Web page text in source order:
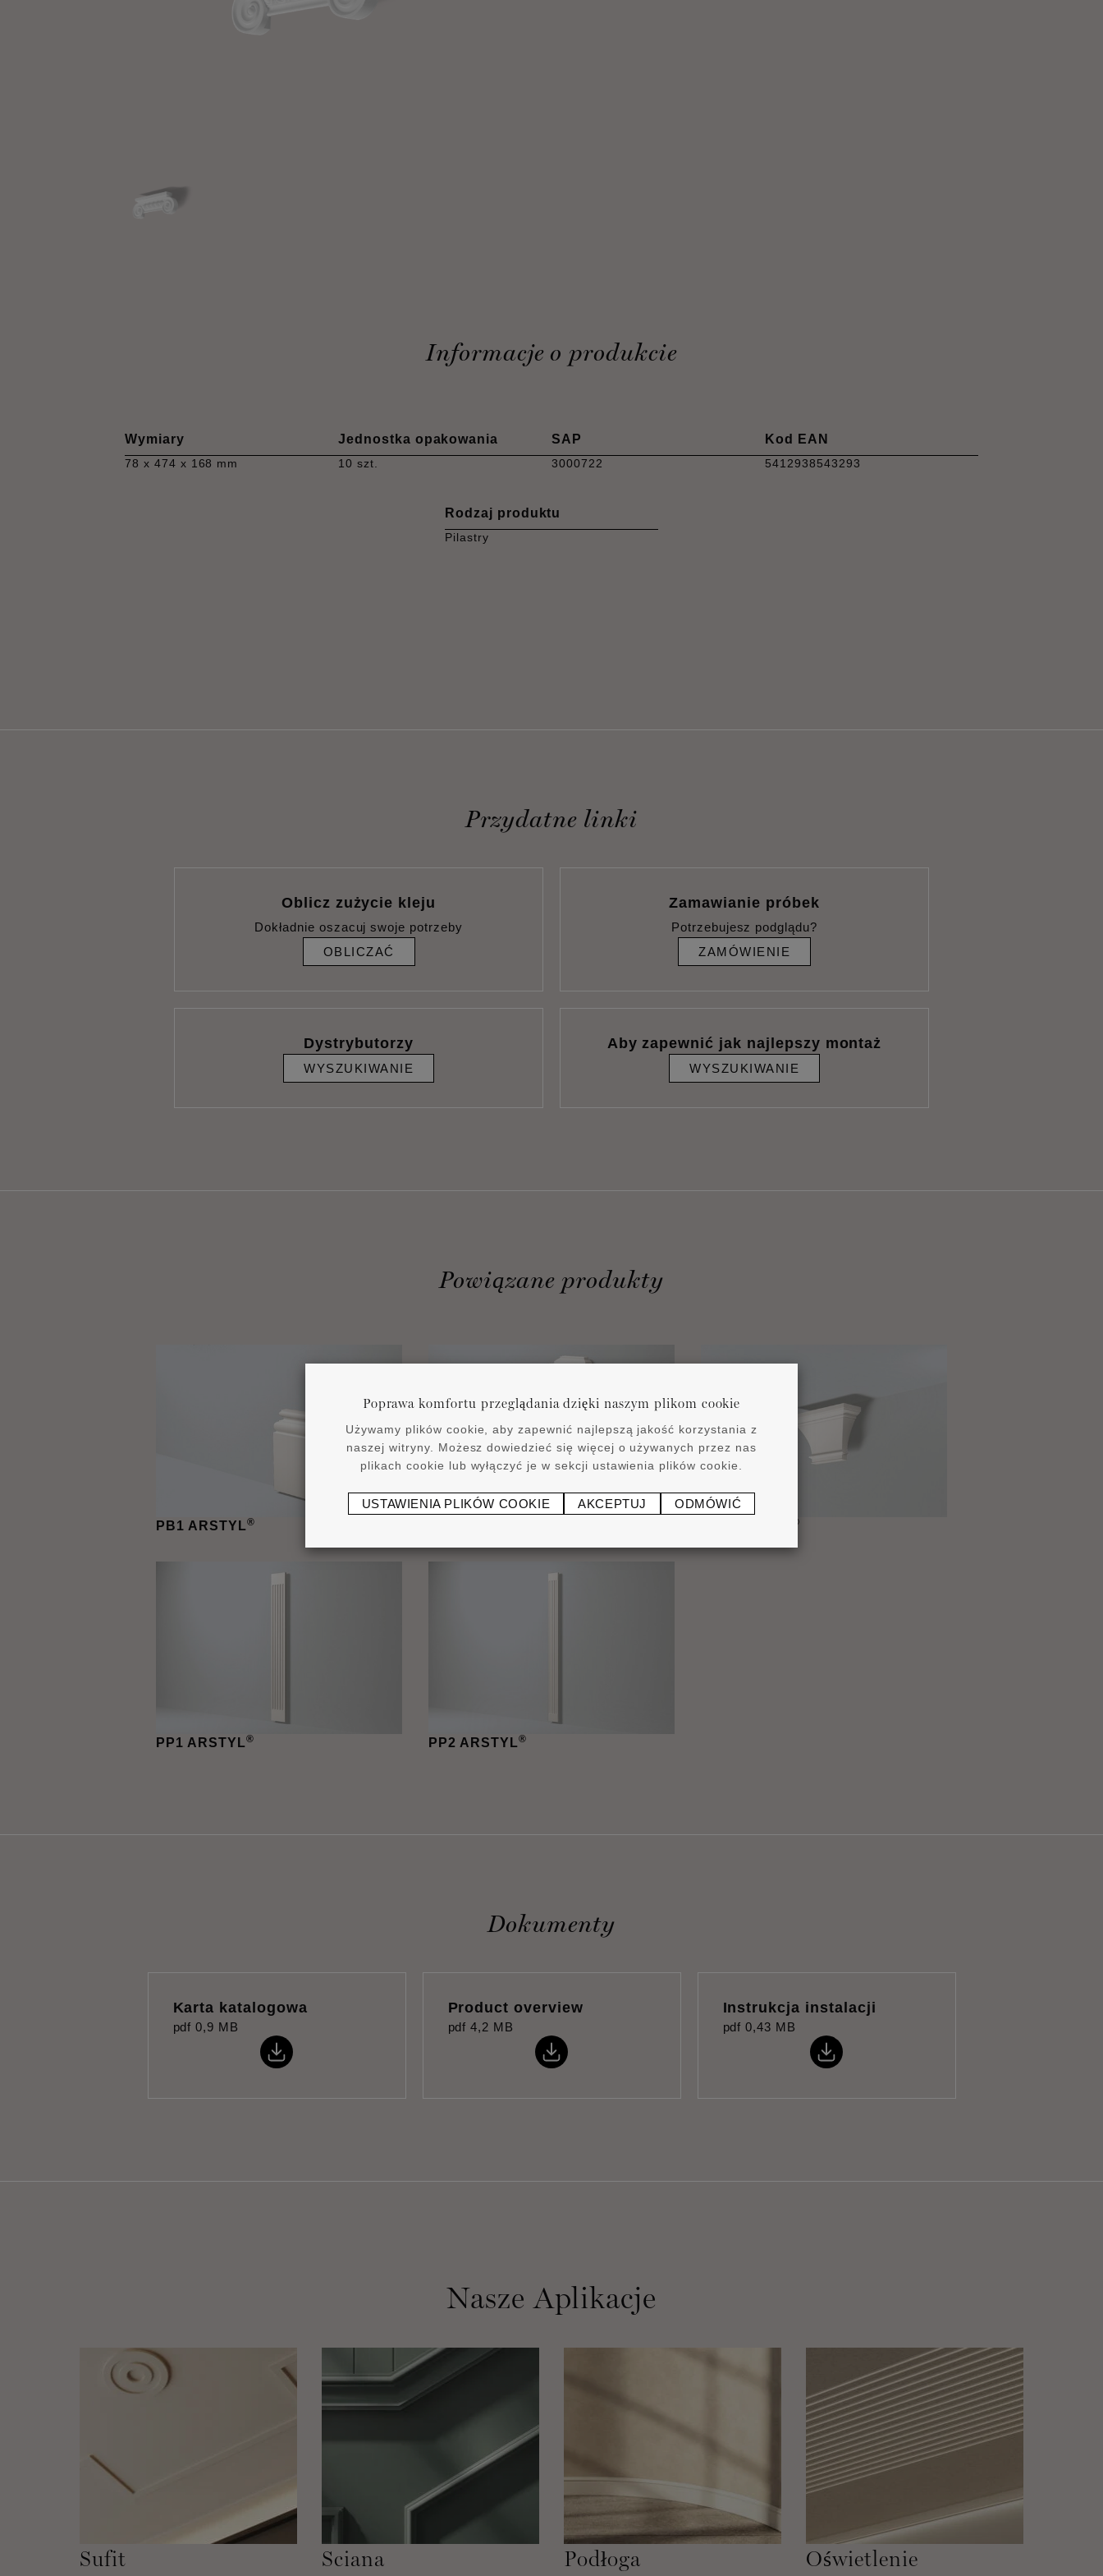
Informacje o produkcie
Wymiary
78 x 474 x 168 mm
Jednostka opakowania
10 szt.
SAP
3000722
Kod EAN
5412938543293
Rodzaj produktu
Pilastry
Przydatne linki
Oblicz zużycie kleju
Dokładnie oszacuj swoje potrzeby
OBLICZAĆ
Zamawianie próbek
Potrzebujesz podglądu?
ZAMÓWIENIE
Dystrybutorzy
WYSZUKIWANIE
Aby zapewnić jak najlepszy montaż
WYSZUKIWANIE
Powiązane produkty
PB1 ARSTYL® ®
PP1 ARSTYL® PP2 ARSTYL®
Dokumenty
Karta katalogowa
pdf 0,9 MB
Product overview
pdf 4,2 MB
Instrukcja instalacji
pdf 0,43 MB
Nasze Aplikacje
Sufit Sciana Podłoga Oświetlenie
Poprawa komfortu przeglądania dzięki naszym plikom cookie
Używamy plików cookie, aby zapewnić najlepszą jakość korzystania z
naszej witryny. Możesz dowiedzieć się więcej o używanych przez nas
plikach cookie lub wyłączyć je w sekcji ustawienia plików cookie.
USTAWIENIA PLIKÓW COOKIE AKCEPTUJ ODMÓWIĆ